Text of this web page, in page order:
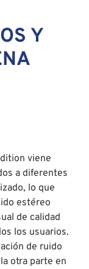
Y
viene
a diferentes
lo que
estéreo
de calidad
los usuarios.
de ruido
otra parte en